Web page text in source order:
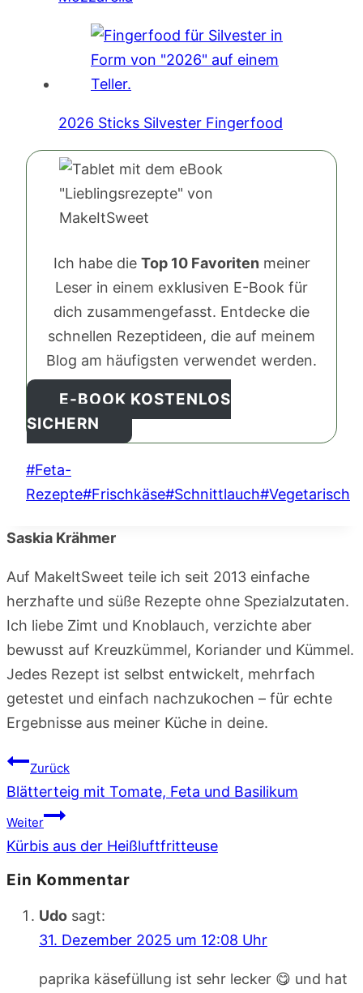
2026 Sticks Silvester Fingerfood
Ich habe die Top 10 Favoriten meiner
Leser in einem exklusiven E-Book für
dich zusammengefasst. Entdecke die
schnellen Rezeptideen, die auf meinem
Blog am häufigsten verwendet werden.
E-BOOK KOSTENLOS
SICHERN
Schlagworte:
#Feta-
Rezepte#Frischkäse#Schnittlauch#Vegetarisch
Saskia Krähmer
Auf MakeItSweet teile ich seit 2013 einfache
herzhafte und süße Rezepte ohne Spezialzutaten.
Ich liebe Zimt und Knoblauch, verzichte aber
bewusst auf Kreuzkümmel, Koriander und Kümmel.
Jedes Rezept ist selbst entwickelt, mehrfach
getestet und einfach nachzukochen – für echte
Ergebnisse aus meiner Küche in deine.
Beitragsnavigation
Zurück
Blätterteig mit Tomate, Feta und Basilikum
Weiter
Kürbis aus der Heißluftfritteuse
Ein Kommentar
Udo sagt:
31. Dezember 2025 um 12:08 Uhr
paprika käsefüllung ist sehr lecker 😋 und hat